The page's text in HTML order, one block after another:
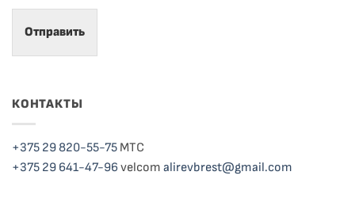
Отправить
КОНТАКТЫ
+375 29 820-55-75 МТС
+375 29 641-47-96velcom alirevbrest@gmail.com